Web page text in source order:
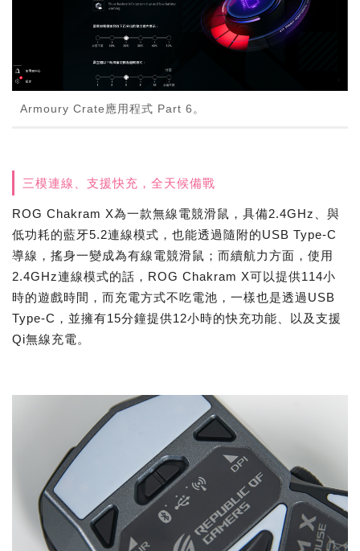
Armoury Crate應用程式 Part 6。
三模連線、支援快充，全天候備戰
ROG Chakram X為一款無線電競滑鼠，具備2.4GHz、與
低功耗的藍牙5.2連線模式，也能透過隨附的USB Type-C
導線，搖身一變成為有線電競滑鼠；而續航力方面，使用
2.4GHz連線模式的話，ROG Chakram X可以提供114小
時的遊戲時間，而充電方式不吃電池，一樣也是透過USB
Type-C，並擁有15分鐘提供12小時的快充功能、以及支援
Qi無線充電。